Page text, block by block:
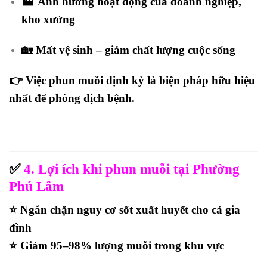
kho xưởng
🏡 Mất vệ sinh – giảm chất lượng cuộc sống
👉 Việc phun muỗi định kỳ là biện pháp hữu hiệu
nhất để phòng dịch bệnh.
✅ 4. Lợi ích khi phun muỗi tại Phường
Phú Lâm
⭐ Ngăn chặn nguy cơ sốt xuất huyết cho cả gia
đình
⭐ Giảm 95–98% lượng muỗi trong khu vực